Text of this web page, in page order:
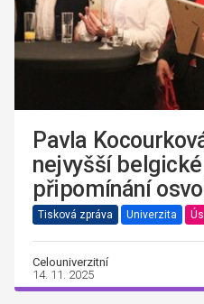
Pavla
nejvyšší
připomínání
Tisková zpráva Univerzita
Celouniverzitní
14. 11. 2025